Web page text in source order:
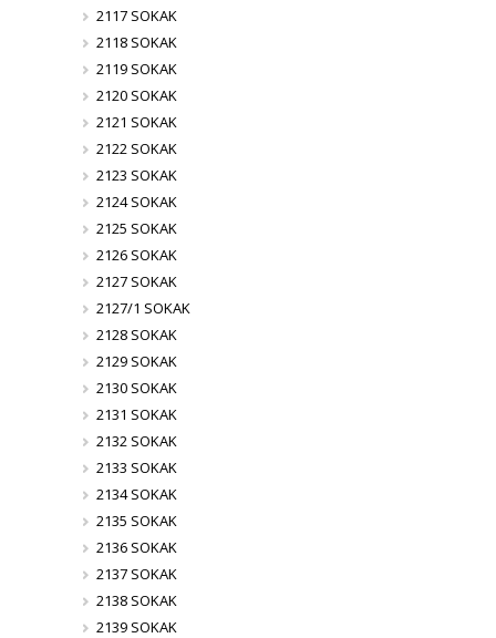
2117 SOKAK
2118 SOKAK
2119 SOKAK
2120 SOKAK
2121 SOKAK
2122 SOKAK
2123 SOKAK
2124 SOKAK
2125 SOKAK
2126 SOKAK
2127 SOKAK
2127/1 SOKAK
2128 SOKAK
2129 SOKAK
2130 SOKAK
2131 SOKAK
2132 SOKAK
2133 SOKAK
2134 SOKAK
2135 SOKAK
2136 SOKAK
2137 SOKAK
2138 SOKAK
2139 SOKAK